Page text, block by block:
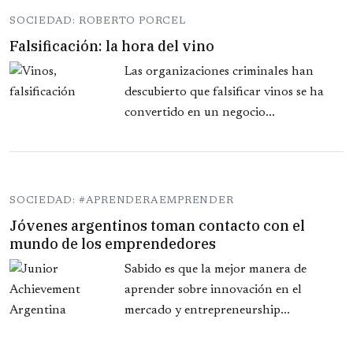
SOCIEDAD: ROBERTO PORCEL
Falsificación: la hora del vino
Las organizaciones criminales han
descubierto que falsificar vinos se ha
convertido en un negocio...
SOCIEDAD: #APRENDERAEMPRENDER
Jóvenes argentinos toman contacto con el
mundo de los emprendedores
Sabido es que la mejor manera de
aprender sobre innovación en el
mercado y entrepreneurship...